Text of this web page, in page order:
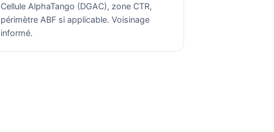
Cellule AlphaTango (DGAC), zone CTR,
périmètre ABF si applicable. Voisinage
informé.